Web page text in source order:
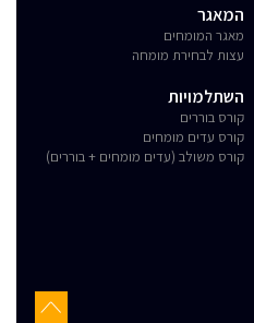
המאגר
מאגר המומחים
עצות לבחירת מומחה
השתלמויות
קורס בוררים
קורס עדים מומחים
קורס משולב (עדים מומחים + בוררים)